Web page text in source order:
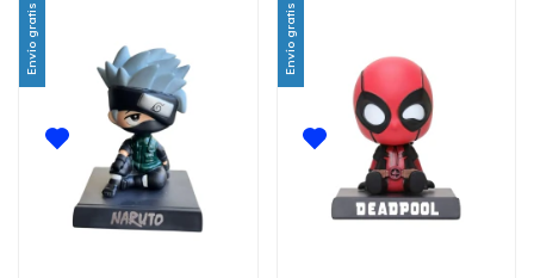
Envío gratis Envío gratis